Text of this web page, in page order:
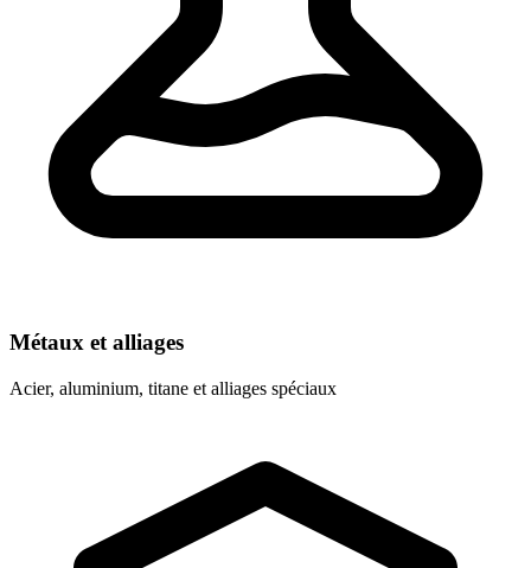
Métaux et alliages
Acier, aluminium, titane et alliages spéciaux